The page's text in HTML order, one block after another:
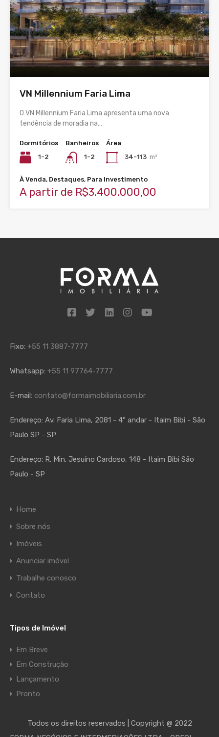
VN Millennium Faria Lima
O VN Millennium Faria Lima apresenta uma nova
tendência de moradia na…
Dormitórios
1-2
Banheiros
1-2
Área
34-113 m²
À Venda, Destaques, Para Investimento
A partir de R$3.400.000,00
Fixo: +55 11 3887-7777
Whatsapp: +55 11 97764-7777
E-mail: contato@formaimobiliaria.com.br
Endereço: Av. Faria Lima, 2081 - 4º andar - Itaim Bibi - São
Paulo SP - SP
Endereço: R. Min. Jesuíno Cardoso, 148 - Itaim Bibi São
Paulo - SP
Home
Sobre nós
Imóveis
Anunciar imóvel
Trabalhe conosco
Contato
Tipos de Imóvel
Em Breve
Em Construção
Lançamento
Pronto
Todos os direitos reservados | Copyright @ 2022